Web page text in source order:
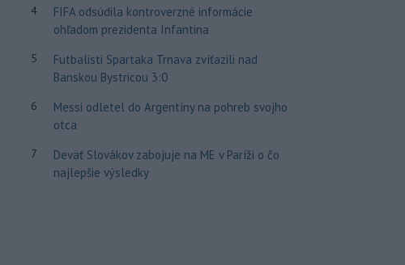
4
FIFA odsúdila kontroverzné informácie
ohľadom prezidenta Infantina
5
Futbalisti Spartaka Trnava zvíťazili nad
Banskou Bystricou 3:0
6
Messi odletel do Argentíny na pohreb svojho
otca
7
Deväť Slovákov zabojuje na ME v Paríži o čo
najlepšie výsledky